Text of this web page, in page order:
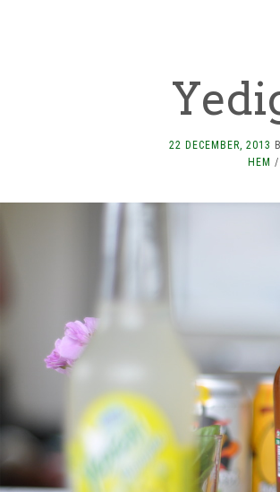
22 DECEMBER, 2013
HEM /